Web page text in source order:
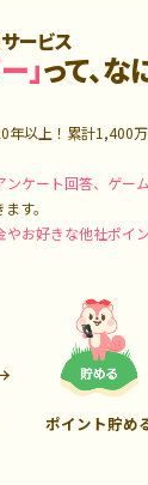
ービス
」って、な
年以上！累計1,400
ンケート回答、ゲーム
す。
やお好きな他社ポイ
ポイント貯め